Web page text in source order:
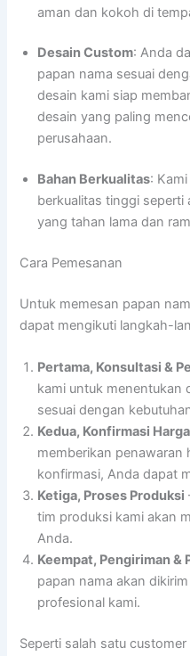
aman dan kokoh di
Desain Custom: Anda
papan nama sesuai
desain kami siap
desain yang paling
perusahaan.
Bahan Berkualitas:
berkualitas tinggi seperti
yang tahan lama dan
Cara Pemesanan
Untuk memesan papan
dapat mengikuti langkah-
Pertama, Konsultasi &
kami untuk menentukan
sesuai dengan
Kedua, Konfirmasi
memberikan penawaran
konfirmasi, Anda dapat
Ketiga, Proses Produksi
tim produksi kami akan
Anda.
Keempat, Pengiriman &
papan nama akan
profesional kami.
Seperti salah satu